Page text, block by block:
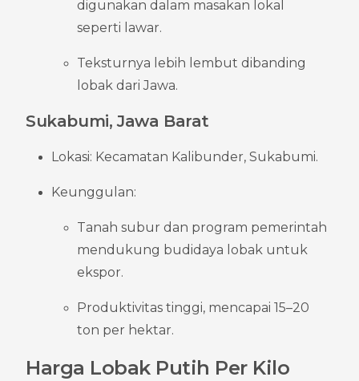
digunakan dalam masakan lokal
seperti lawar.
Teksturnya lebih lembut dibanding
lobak dari Jawa.
Sukabumi, Jawa Barat
Lokasi: Kecamatan Kalibunder, Sukabumi.
Keunggulan:
Tanah subur dan program pemerintah
mendukung budidaya lobak untuk
ekspor.
Produktivitas tinggi, mencapai 15–20
ton per hektar.
Harga Lobak Putih Per Kilo